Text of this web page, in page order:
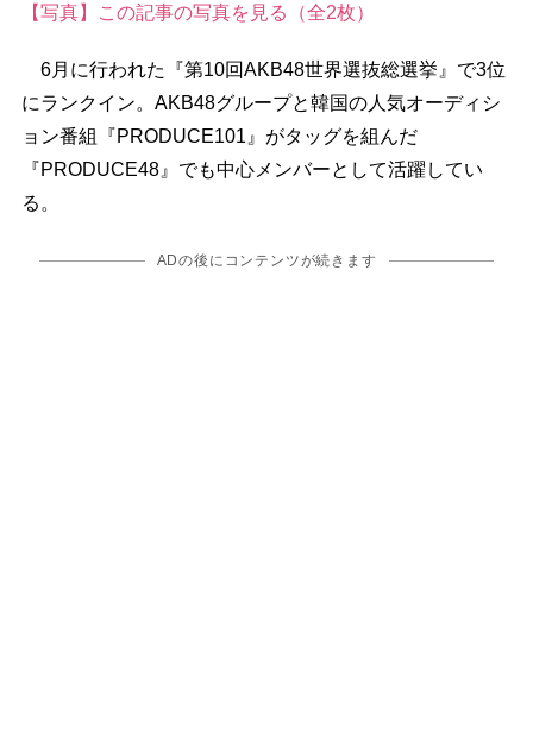
【写真】この記事の写真を見る（全2枚）
6月に行われた『第10回AKB48世界選抜総選挙』で3位
にランクイン。AKB48グループと韓国の人気オーディシ
ョン番組『PRODUCE101』がタッグを組んだ
『PRODUCE48』でも中心メンバーとして活躍してい
る。
ADの後にコンテンツが続きます